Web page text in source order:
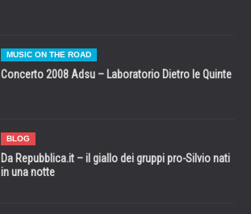
MUSIC ON THE ROAD
Concerto 2008 Adsu – Laboratorio Dietro le Quinte
BLOG
Da Repubblica.it – il giallo dei gruppi pro-Silvio nati
in una notte